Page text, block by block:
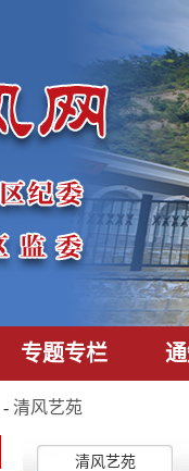
专题专栏
- 清风艺苑
清风艺苑